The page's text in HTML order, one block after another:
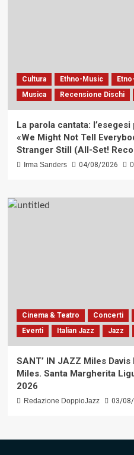
Cultura Ethno-Music
Musica
Recensione Dischi
La parola cantata:
«We Might Not Tell
Stranger Still (All-Set!
Irma Sanders 04/08/2026 0
Cinema & Teatro Concerti
Eventi
Italian Jazz Jazz
SANT’ IN JAZZ Miles
Miles. Santa Margherita
2026
Redazione DoppioJazz 03/